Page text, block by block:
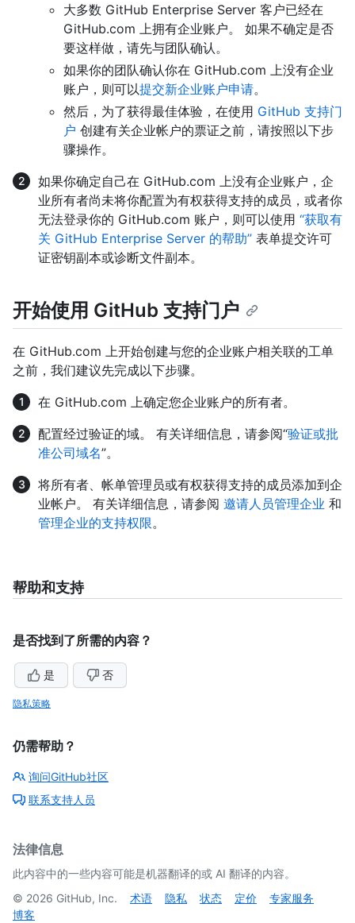
大多数 GitHub Enterprise Server 客户已经在
GitHub.com 上拥有企业账户。 如果不确定是否
要这样做，请先与团队确认。
如果你的团队确认你在 GitHub.com 上没有企业
账户，则可以提交新企业账户申请。
然后，为了获得最佳体验，在使用 GitHub 支持门
户 创建有关企业帐户的票证之前，请按照以下步
骤操作。
如果你确定自己在 GitHub.com 上没有企业账户，企
业所有者尚未将你配置为有权获得支持的成员，或者你
无法登录你的 GitHub.com 账户，则可以使用 “获取有
关 GitHub Enterprise Server 的帮助” 表单提交许可
证密钥副本或诊断文件副本。
开始使用 GitHub 支持门户
在 GitHub.com 上开始创建与您的企业账户相关联的工单
之前，我们建议先完成以下步骤。
在 GitHub.com 上确定您企业账户的所有者。
配置经过验证的域。 有关详细信息，请参阅“验证或批
准公司域名”。
将所有者、帐单管理员或有权获得支持的成员添加到企
业帐户。 有关详细信息，请参阅 邀请人员管理企业 和
管理企业的支持权限。
帮助和支持
是否找到了所需的内容？
是 否
隐私策略
仍需帮助？
询问GitHub社区
联系支持人员
法律信息
此内容中的一些内容可能是机器翻译的或 AI 翻译的内容。
© 2026 GitHub, Inc. 术语 隐私 状态 定价
专家服务
博客